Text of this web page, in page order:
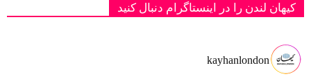
کیهان لندن را در اینستاگرام دنبال کنید
kayhanlondon